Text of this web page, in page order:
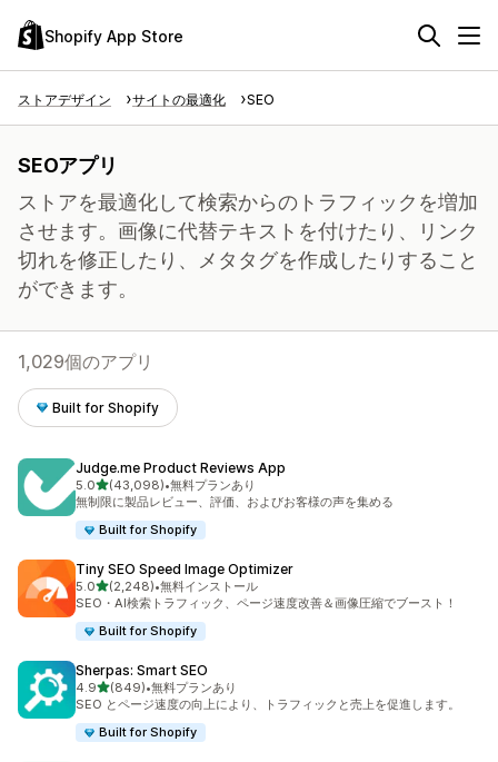
Shopify App Store
ストアデザイン サイトの最適化 SEO
SEOアプリ
ストアを最適化して検索からのトラフィックを増加
させます。画像に代替テキストを付けたり、リンク
切れを修正したり、メタタグを作成したりすること
ができます。
1,029個のアプリ
Built for Shopify
Judge.me Product Reviews App
5.05つ星中
(43,098)
合計レビュー数：43098件
•無料プランあり
無制限に製品レビュー、評価、およびお客様の声を集める
Built for Shopify
Tiny SEO Speed Image Optimizer
5.05つ星中
(2,248)
合計レビュー数：2248件
•無料インストール
SEO・AI検索トラフィック、ページ速度改善＆画像圧縮でブースト！
Built for Shopify
Sherpas: Smart SEO
4.95つ星中
(849)
合計レビュー数：849件
•無料プランあり
SEO とページ速度の向上により、トラフィックと売上を促進します。
Built for Shopify